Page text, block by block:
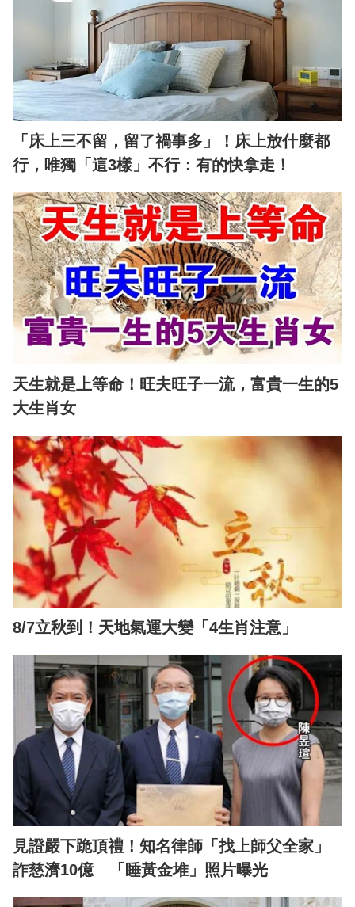
「床上三不留，留了禍事多」！床上放什麼都
行，唯獨「這3樣」不行：有的快拿走！
天生就是上等命！旺夫旺子一流，富貴一生的5
大生肖女
8/7立秋到！天地氣運大變「4生肖注意」
見證嚴下跪頂禮！知名律師「找上師父全家」
詐慈濟10億 「睡黃金堆」照片曝光